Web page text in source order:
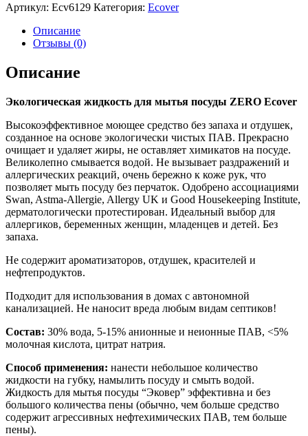
Артикул: Ecv6129 Категория: Ecover
Описание
Отзывы (0)
Описание
Экологическая жидкость для мытья посуды ZERO Ecover
Высокоэффективное моющее средство без запаха и отдушек,
созданное на основе экологически чистых ПАВ. Прекрасно
очищает и удаляет жиры, не оставляет химикатов на посуде.
Великолепно смывается водой. Не вызывает раздражений и
аллергических реакций, очень бережно к коже рук, что
позволяет мыть посуду без перчаток. Одобрено ассоциациями
Swan, Astma-Allergie, Allergy UK и Good Housekeeping Institute,
дерматологически протестирован. Идеальный выбор для
аллергиков, беременных женщин, младенцев и детей. Без
запаха.
Не содержит ароматизаторов, отдушек, красителей и
нефтепродуктов.
Подходит для использования в домах с автономной
канализацией. Не наносит вреда любым видам септиков!
Состав: 30% вода, 5-15% анионные и неионные ПАВ, <5%
молочная кислота, цитрат натрия.
Способ применения: нанести небольшое количество
жидкости на губку, намылить посуду и смыть водой.
Жидкость для мытья посуды “Эковер” эффективна и без
большого количества пены (обычно, чем больше средство
содержит агрессивных нефтехимических ПАВ, тем больше
пены).